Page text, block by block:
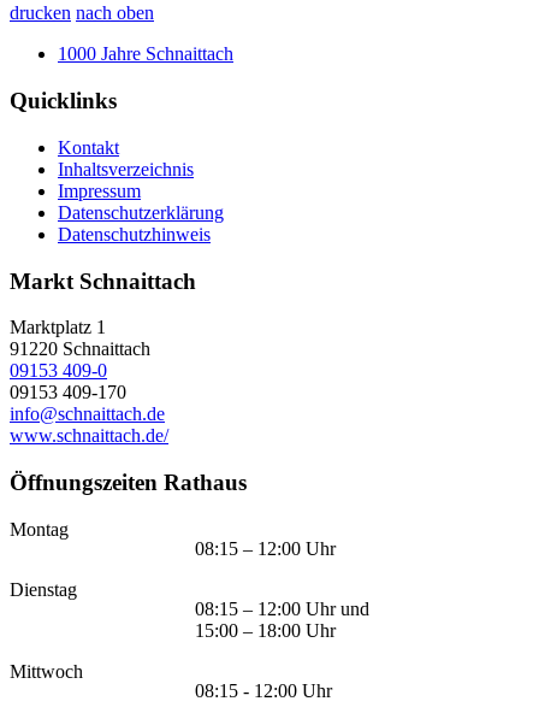
drucken nach oben
1000 Jahre Schnaittach
Quicklinks
Kontakt
Inhaltsverzeichnis
Impressum
Datenschutzerklärung
Datenschutzhinweis
Markt Schnaittach
Marktplatz 1
91220 Schnaittach
09153 409-0
09153 409-170
info@schnaittach.de
www.schnaittach.de/
Öffnungszeiten Rathaus
Montag
08:15 – 12:00 Uhr
Dienstag
08:15 – 12:00 Uhr und
15:00 – 18:00 Uhr
Mittwoch
08:15 - 12:00 Uhr